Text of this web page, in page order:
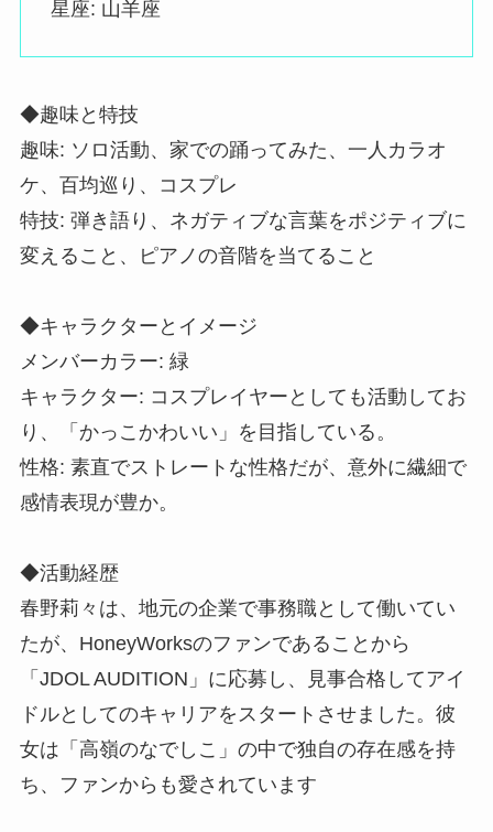
星座: 山羊座
◆趣味と特技
趣味: ソロ活動、家での踊ってみた、一人カラオ
ケ、百均巡り、コスプレ
特技: 弾き語り、ネガティブな言葉をポジティブに
変えること、ピアノの音階を当てること
◆キャラクターとイメージ
メンバーカラー: 緑
キャラクター: コスプレイヤーとしても活動してお
り、「かっこかわいい」を目指している。
性格: 素直でストレートな性格だが、意外に繊細で
感情表現が豊か。
◆活動経歴
春野莉々は、地元の企業で事務職として働いてい
たが、HoneyWorksのファンであることから
「JDOL AUDITION」に応募し、見事合格してアイ
ドルとしてのキャリアをスタートさせました。彼
女は「高嶺のなでしこ」の中で独自の存在感を持
ち、ファンからも愛されています